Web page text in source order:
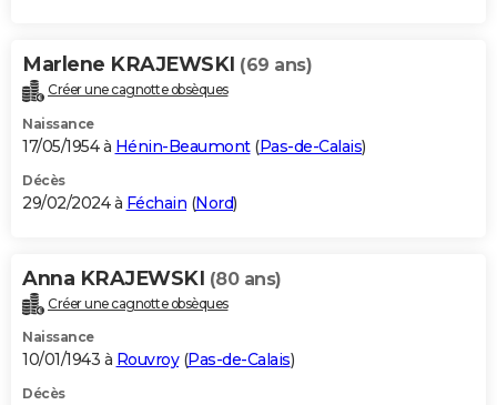
Marlene KRAJEWSKI (69 ans)
Créer une cagnotte obsèques
Naissance
17/05/1954 à Hénin-Beaumont(Pas-de-Calais)
Décès
29/02/2024 à Féchain (Nord)
Anna KRAJEWSKI (80 ans)
Créer une cagnotte obsèques
Naissance
10/01/1943 à Rouvroy(Pas-de-Calais)
Décès